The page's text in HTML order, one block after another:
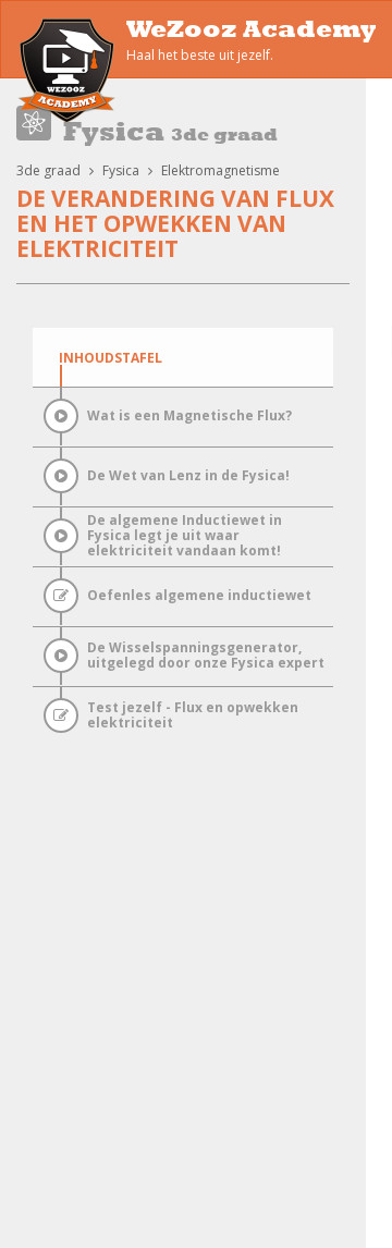
WeZooz Academy
Haal het beste uit jezelf.
Fysica 3de graad
3de graad Fysica Elektromagnetisme
DE VERANDERING VAN FLUX
EN HET OPWEKKEN VAN
ELEKTRICITEIT
INHOUDSTAFEL
Wat is een Magnetische Flux?
De Wet van Lenz in de Fysica!
De algemene Inductiewet in
Fysica legt je uit waar
elektriciteit vandaan komt!
Oefenles algemene inductiewet
De Wisselspanningsgenerator,
uitgelegd door onze Fysica expert
Test jezelf - Flux en opwekken
elektriciteit